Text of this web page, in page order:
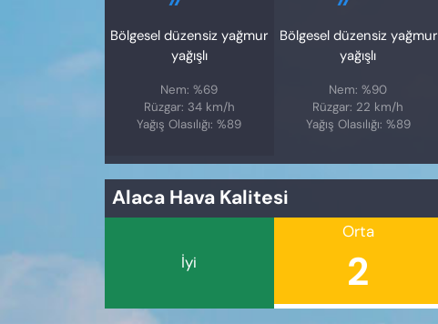
Bölgesel düzensiz yağmur
yağışlı
Nem: %69
Rüzgar: 34 km/h
Yağış Olasılığı: %89
Bölgesel düzensiz yağmur
yağışlı
Nem: %90
Rüzgar: 22 km/h
Yağış Olasılığı: %89
Alaca Hava Kalitesi
İyi
Orta
2